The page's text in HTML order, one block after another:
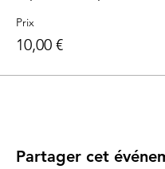
Prix
10,00 €
Partager cet